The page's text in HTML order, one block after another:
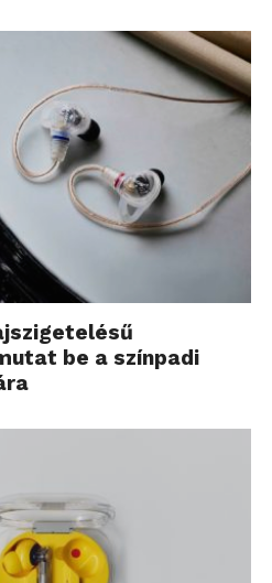
be a színpadi